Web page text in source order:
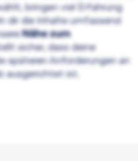
bringen viel Erfahrung
dir die Inhalte umfassend
Nähe zum
sicher, dass deine
späteren Anforderungen an
ausgerichtet ist.